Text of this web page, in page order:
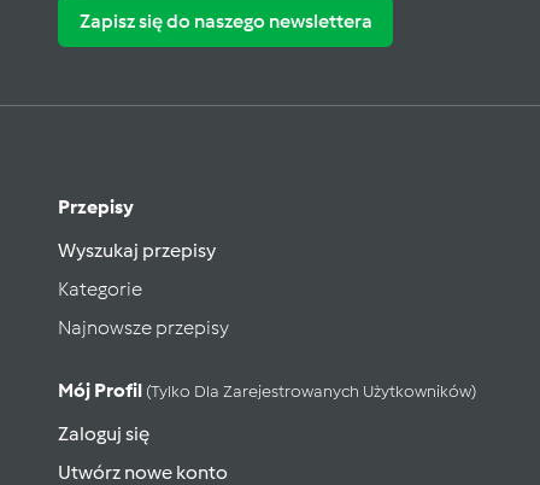
Zapisz się do naszego newslettera
Przepisy
Wyszukaj przepisy
Kategorie
Najnowsze przepisy
Mój Profil (tylko Dla Zarejestrowanych Użytkowników)
Zaloguj się
Utwórz nowe konto